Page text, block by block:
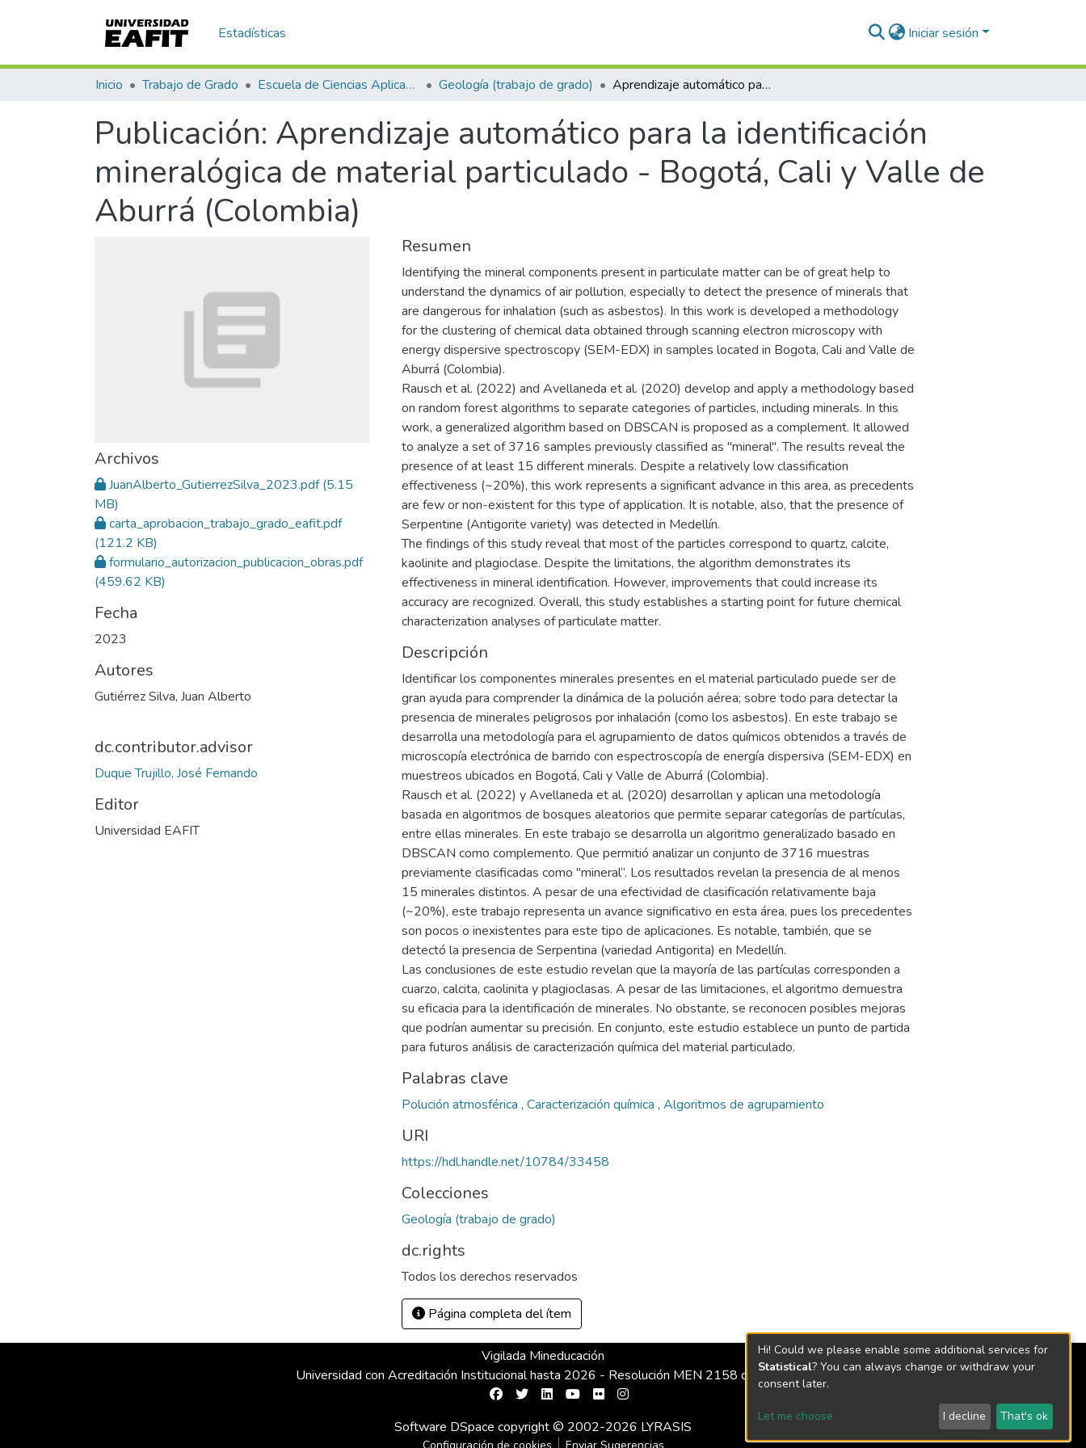
Estadísticas Iniciar sesión
Inicio Trabajo de Grado Escuela de Ciencias Aplicadas e Ingeniería Geología (trabajo de grado) Aprendizaje automático para la identificación mineralógica de material particulado - Bogotá, Cali y Valle de Aburrá (Colombia)
Publicación: Aprendizaje automático para la identificación
mineralógica de material particulado - Bogotá, Cali y Valle de
Aburrá (Colombia)
Archivos
JuanAlberto_GutierrezSilva_2023.pdf(5.15
MB)
carta_aprobacion_trabajo_grado_eafit.pdf
(121.2 KB)
formulario_autorizacion_publicacion_obras.pdf
(459.62 KB)
Fecha
2023
Autores
Gutiérrez Silva, Juan Alberto
dc.contributor.advisor
Duque Trujillo, José Fernando
Editor
Universidad EAFIT
Resumen
Identifying the mineral components present in particulate matter can be of great help to
understand the dynamics of air pollution, especially to detect the presence of minerals that
are dangerous for inhalation (such as asbestos). In this work is developed a methodology
for the clustering of chemical data obtained through scanning electron microscopy with
energy dispersive spectroscopy (SEM-EDX) in samples located in Bogota, Cali and Valle de
Aburrá (Colombia).
Rausch et al. (2022) and Avellaneda et al. (2020) develop and apply a methodology based
on random forest algorithms to separate categories of particles, including minerals. In this
work, a generalized algorithm based on DBSCAN is proposed as a complement. It allowed
to analyze a set of 3716 samples previously classified as "mineral". The results reveal the
presence of at least 15 different minerals. Despite a relatively low classification
effectiveness (~20%), this work represents a significant advance in this area, as precedents
are few or non-existent for this type of application. It is notable, also, that the presence of
Serpentine (Antigorite variety) was detected in Medellín.
The findings of this study reveal that most of the particles correspond to quartz, calcite,
kaolinite and plagioclase. Despite the limitations, the algorithm demonstrates its
effectiveness in mineral identification. However, improvements that could increase its
accuracy are recognized. Overall, this study establishes a starting point for future chemical
characterization analyses of particulate matter.
Descripción
Identificar los componentes minerales presentes en el material particulado puede ser de
gran ayuda para comprender la dinámica de la polución aérea; sobre todo para detectar la
presencia de minerales peligrosos por inhalación (como los asbestos). En este trabajo se
desarrolla una metodología para el agrupamiento de datos químicos obtenidos a través de
microscopía electrónica de barrido con espectroscopía de energía dispersiva (SEM-EDX) en
muestreos ubicados en Bogotá, Cali y Valle de Aburrá (Colombia).
Rausch et al. (2022) y Avellaneda et al. (2020) desarrollan y aplican una metodología
basada en algoritmos de bosques aleatorios que permite separar categorías de partículas,
entre ellas minerales. En este trabajo se desarrolla un algoritmo generalizado basado en
DBSCAN como complemento. Que permitió analizar un conjunto de 3716 muestras
previamente clasificadas como "mineral”. Los resultados revelan la presencia de al menos
15 minerales distintos. A pesar de una efectividad de clasificación relativamente baja
(~20%), este trabajo representa un avance significativo en esta área, pues los precedentes
son pocos o inexistentes para este tipo de aplicaciones. Es notable, también, que se
detectó la presencia de Serpentina (variedad Antigorita) en Medellín.
Las conclusiones de este estudio revelan que la mayoría de las partículas corresponden a
cuarzo, calcita, caolinita y plagioclasas. A pesar de las limitaciones, el algoritmo demuestra
su eficacia para la identificación de minerales. No obstante, se reconocen posibles mejoras
que podrían aumentar su precisión. En conjunto, este estudio establece un punto de partida
para futuros análisis de caracterización química del material particulado.
Palabras clave
Polución atmosférica , Caracterización química , Algoritmos de agrupamiento
URI
https://hdl.handle.net/10784/33458
Colecciones
Geología (trabajo de grado)
dc.rights
Todos los derechos reservados
Página completa del ítem
Vigilada Mineducación
Universidad con Acreditación Institucional hasta 2026 - Resolución MEN 2158 de 2018
Software DSpace copyright © 2002-2026 LYRASIS
Hi! Could we please enable some additional services for
Statistical? You can always change or withdraw your
consent later.
Let me choose I decline That's ok